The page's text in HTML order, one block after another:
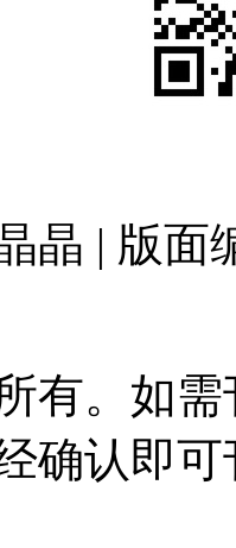
晶 | 版面
有。如
确认即